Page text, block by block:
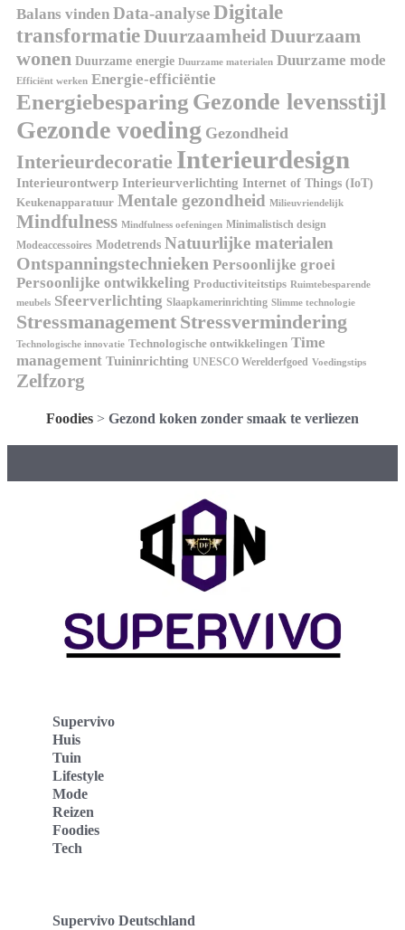
Balans vinden Data-analyseDigitale
transformatieDuurzaamheidDuurzaam
wonen Duurzame energie Duurzame materialen Duurzame mode
Efficiënt werken Energie-efficiëntie
Energiebesparing Gezonde levensstijl
Gezonde voeding Gezondheid
Interieurdecoratie Interieurdesign
Interieurontwerp Interieurverlichting Internet of Things (IoT)
Keukenapparatuur Mentale gezondheid Milieuvriendelijk
Mindfulness Mindfulness oefeningen Minimalistisch design
Modeaccessoires Modetrends Natuurlijke materialen
Ontspanningstechnieken Persoonlijke groei
Persoonlijke ontwikkeling Productiviteitstips Ruimtebesparende
meubels Sfeerverlichting Slaapkamerinrichting Slimme technologie
Stressmanagement Stressvermindering
Technologische innovatie Technologische ontwikkelingen Time
management Tuininrichting UNESCO Werelderfgoed Voedingstips
Zelfzorg
Foodies > Gezond koken zonder smaak te verliezen
Supervivo
Huis
Tuin
Lifestyle
Mode
Reizen
Foodies
Tech
Supervivo Deutschland